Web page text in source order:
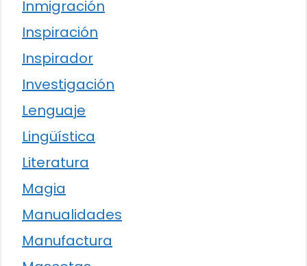
Inmigración
Inspiración
Inspirador
Investigación
Lenguaje
Lingüística
Literatura
Magia
Manualidades
Manufactura